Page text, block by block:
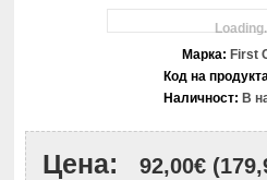
Марка: First
Код на
Наличност: В
Цена: 92,00€